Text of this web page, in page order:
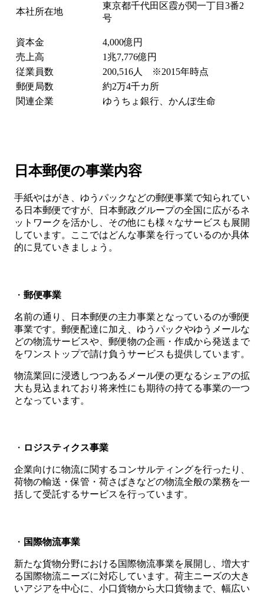
本社所在地
東京都千代田区霞が関一丁目3番2
号
資本金
4,000億円
売上高
1兆7,776億円
従業員数
200,516人 ※2015年時点
郵便局数
約2万4千カ所
関連企業
ゆうちょ銀行、かんぽ生命
日本郵便の事業内容
手紙やはがき、ゆうパックなどの郵便事業で知られてい
る日本郵便ですが、日本郵政グループの全国に広がるネ
ットワークを活かし、その他にも様々なサービスも展開
しています。ここではどんな事業を行っているのか具体
的に見ていきましょう。
・ 郵便事業
名前の通り、日本郵便の主力事業となっているのが郵便
事業です。郵便配達に加え、ゆうパックやゆうメールな
どの物流サービスや、郵便物の企画・作成から発送まで
をワンストップで請け負うサービスも提供しています。
物流業回に浸透しつつあるメール便の更なるシェアの拡
大も見込まれており将来性にも期待の持てる事業の一つ
となっています。
・ ロジスティクス事業
企業向けに物流に関するコンサルティングを行ったり、
荷物の輸送・保管・荷さばきなどの物流全般の業務を一
括して受託するサービスを行っています。
・ 国際物流事業
新たな貨物分野における国際物流事業を展開し、増大す
る国際物流ニーズに対応しています。荷主ニーズの大き
いアジアを中心に、小口貨物から大口貨物まで、幅広い